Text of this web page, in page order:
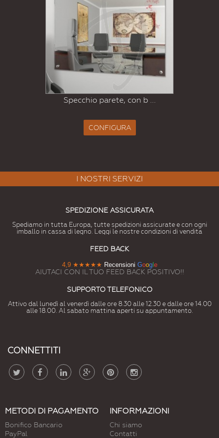
Specchio parete, con b ...
CONFIGURA
I NOSTRI SERVIZI
SPEDIZIONE ASSICURATA
Spediamo in tutta Europa, tutte spedizioni assicurate e con ogni
imballo in cassa di legno. Leggi le nostre condizioni di vendita
FEED BACK
4,9 ★★★★★ Recensioni Googl e
AIUTACI CON IL TUO FEED BACK POSITIVO!!
SUPPORTO TELEFONICO
Attivo dal lunedì al venerdì dalle ore 8.30 alle 12.30 e dalle ore 14.00
alle 18.00. Al sabato mattina aperti su appuntamento.
CONNETTITI
METODI DI PAGAMENTO
Bonifico Bancario
PayPal
INFORMAZIONI
Chi siamo
Contatti